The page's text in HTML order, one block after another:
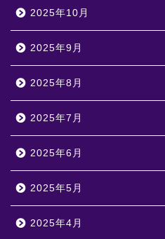
2025年10月
2025年9月
2025年8月
2025年7月
2025年6月
2025年5月
2025年4月